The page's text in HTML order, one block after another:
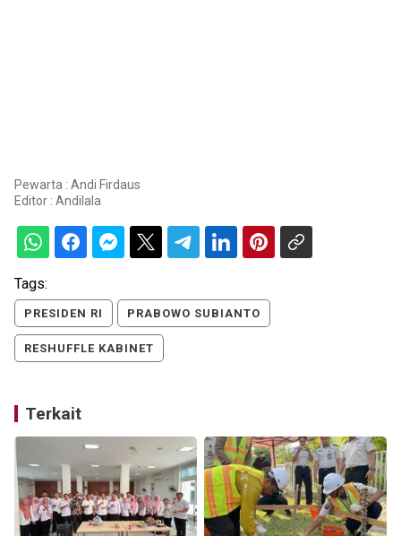
Pewarta : Andi Firdaus
Editor : Andilala
Tags:
PRESIDEN RI PRABOWO SUBIANTO
RESHUFFLE KABINET
Terkait